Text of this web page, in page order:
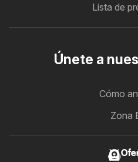
Lista de
Únete a
Cómo
Zona